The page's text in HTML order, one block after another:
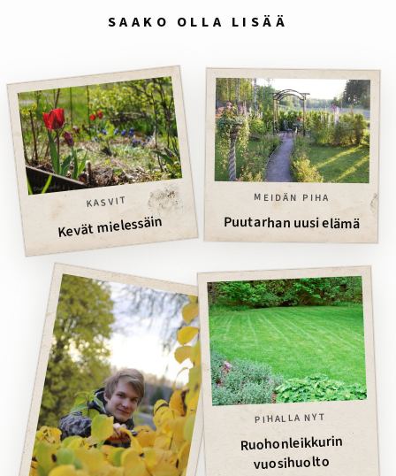
SAAKO OLLA LISÄÄ
KASVIT
Kevät mielessäin
MEIDÄN PIHA
Puutarhan uusi elämä
PIHALLA NYT
Ruohonleikkurin
vuosihuolto